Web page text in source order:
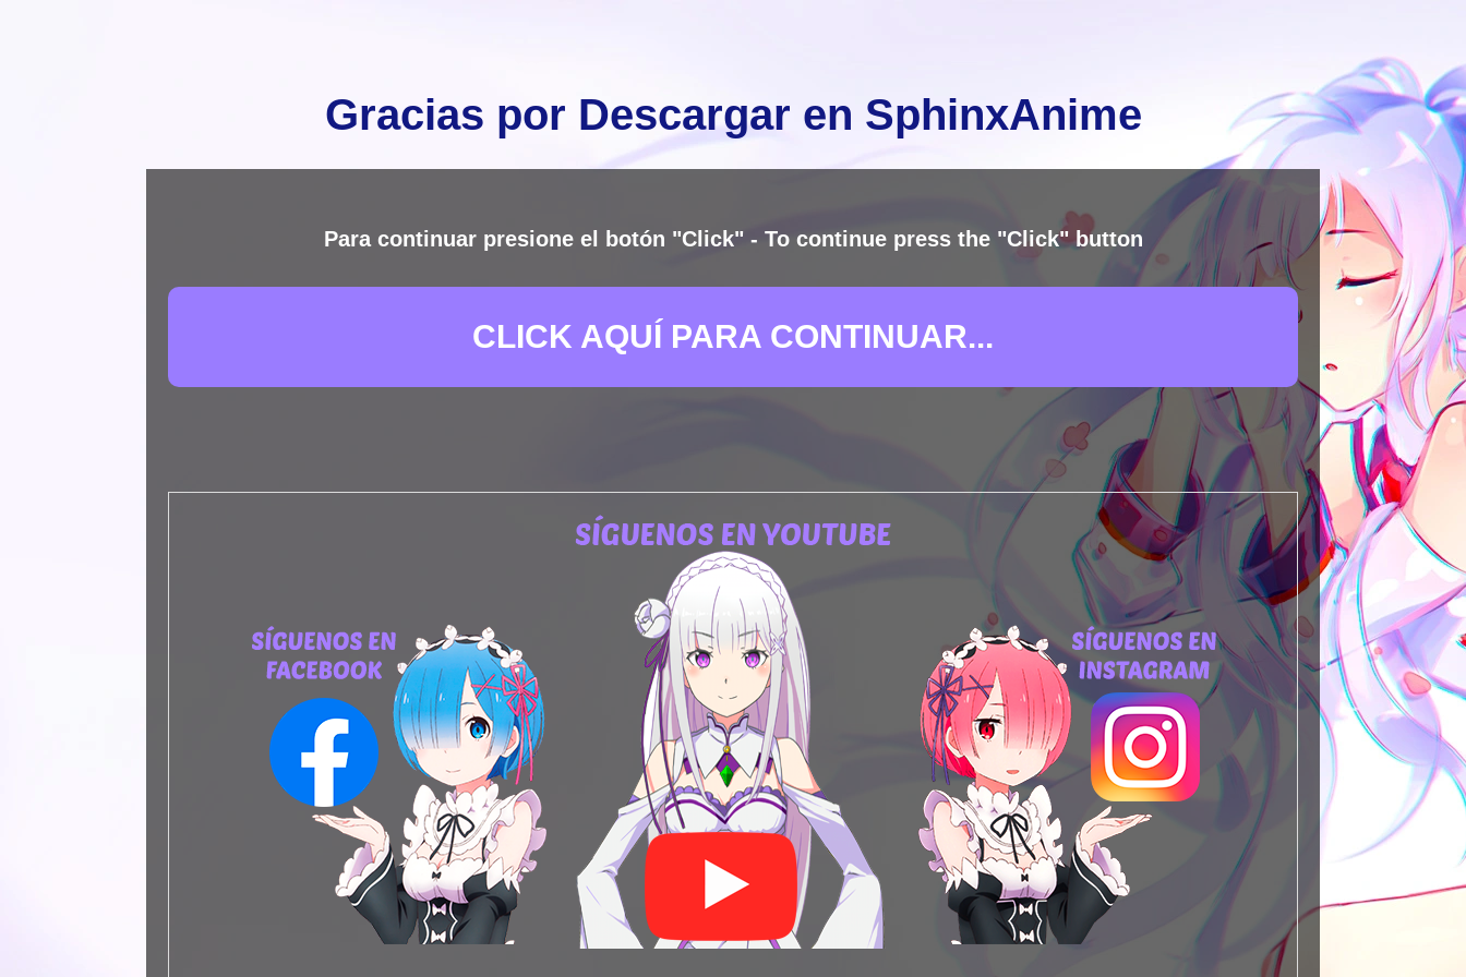
Gracias por Descargar en SphinxAnime
Para continuar presione el botón "Click" - To continue press the "Click" button
CLICK AQUÍ PARA CONTINUAR...